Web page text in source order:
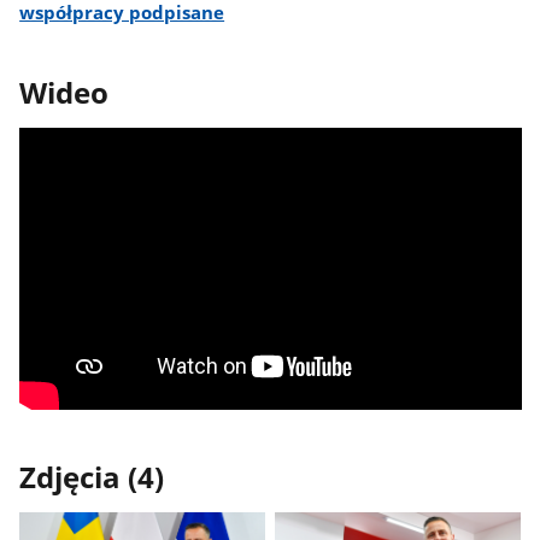
współpracy podpisane
Wideo
Zdjęcia (4)